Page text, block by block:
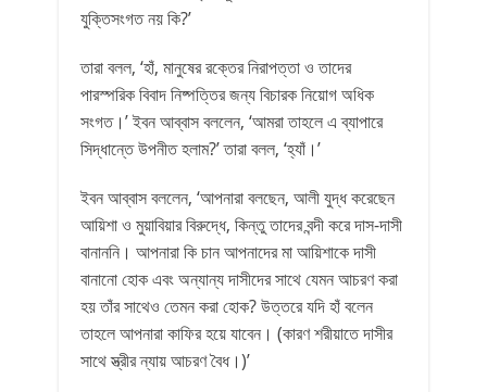
যুক্তিসংগত নয় কি?’
তারা বলল, ‘হাঁ, মানুষের রক্তের নিরাপত্তা ও তাদের
পারস্পরিক বিবাদ নিষ্পত্তির জন্য বিচারক নিয়োগ অধিক
সংগত।’ ইবন আব্বাস বললেন, ‘আমরা তাহলে এ ব্যাপারে
সিদ্ধান্তে উপনীত হলাম?’ তারা বলল, ‘হ্যাঁ।’
ইবন আব্বাস বললেন, ‘আপনারা বলছেন, আলী যুদ্ধ করেছেন
আয়িশা ও মুয়াবিয়ার বিরুদ্ধে, কিন্তু তাদের বন্দী করে দাস-দাসী
বানাননি। আপনারা কি চান আপনাদের মা আয়িশাকে দাসী
বানানো হোক এবং অন্যান্য দাসীদের সাথে যেমন আচরণ করা
হয় তাঁর সাথেও তেমন করা হোক? উত্তরে যদি হাঁ বলেন
তাহলে আপনারা কাফির হয়ে যাবেন। (কারণ শরীয়াতে দাসীর
সাথে স্ত্রীর ন্যায় আচরণ বৈধ।)’